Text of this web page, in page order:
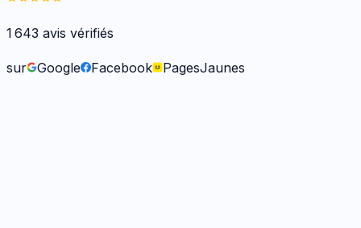
1 643 avis vérifiés
sur Google Facebook PagesJaunes